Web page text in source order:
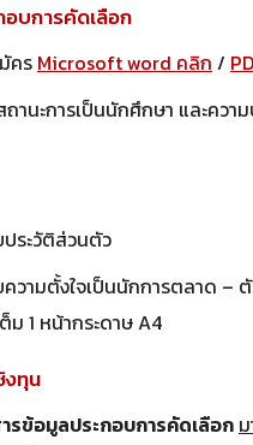
อบการคัดเลือก
คร Microsoft word คลิก /
านะการเป็นนักศึกษา และควา
ระวัติส่วนตัว
วามตั้งใจเป็นนักการตลาด –
ม 1 หน้ากระดาษ A4
ทุน
รข้อมูลประกอบการคัดเลือก